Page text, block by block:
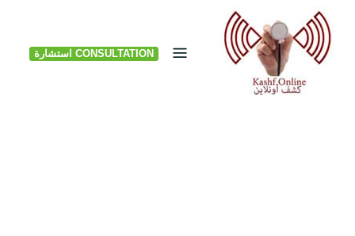
Skip
content
CONSULTATION استشارة